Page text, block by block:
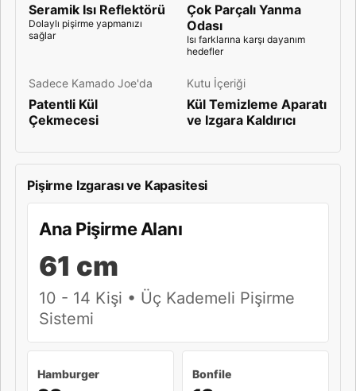
Seramik Isı Reflektörü
Dolaylı pişirme yapmanızı
sağlar
Çok Parçalı Yanma
Odası
Isı farklarına karşı dayanım
hedefler
Sadece Kamado Joe'da
Patentli Kül
Çekmecesi
Kutu İçeriği
Kül Temizleme Aparatı
ve Izgara Kaldırıcı
Pişirme Izgarası ve Kapasitesi
Ana Pişirme Alanı
61 cm
10 - 14 Kişi • Üç Kademeli Pişirme
Sistemi
Hamburger Bonfile